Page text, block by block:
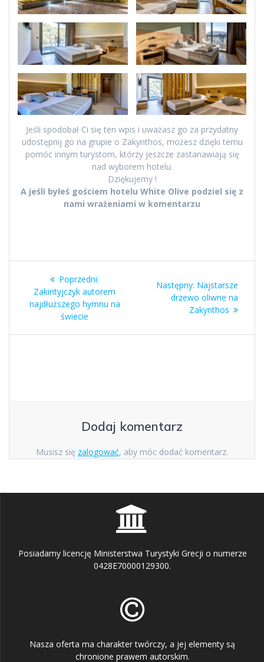
Jeśli spodobał Ci się ten wpis i uważasz go za przydatny
udostępnij go na grupie o Zakynthos, możesz dzięki temu
pomóc innym turystom, którzy jeszcze zastanawiają się
nad wyborem hotelu.
Dziękujemy !
A jeśli byłeś gościem hotelu White Olive podziel się z
nami wrażeniami w komentarzu
Nawigacja
wpisu
Poprzedni:
wpis:
Zakintyjczyk autorem
najdłuższego hymnu na
świecie
Następny: Następny
wpis:
Najstarsze
drzewo oliwne na
Zakynthos
Dodaj komentarz
Musisz się zalogować, aby móc dodać komentarz.
Posiadamy licencję Ministerstwa Turystyki Grecji o numerze
0428E70000129300.
Nasza oferta ma charakter twórczy, a jej elementy są
chronione prawem autorskim.